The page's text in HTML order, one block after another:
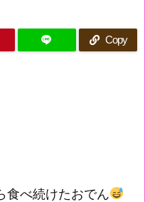
Copy
食べ続けたおでん